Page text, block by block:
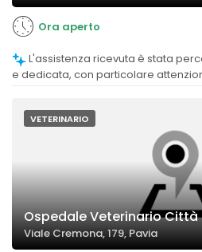
Ora aperto
e dedicata, con particolare
VETERINARIO
Ospedale Veterinario Città
Viale Cremona, 179, Pavia